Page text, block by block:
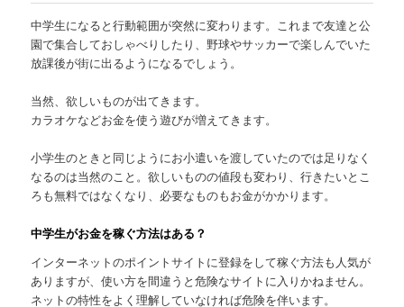
中学生になると行動範囲が突然に変わります。これまで友達と公
園で集合しておしゃべりしたり、野球やサッカーで楽しんでいた
放課後が街に出るようになるでしょう。
当然、欲しいものが出てきます。
カラオケなどお金を使う遊びが増えてきます。
小学生のときと同じようにお小遣いを渡していたのでは足りなく
なるのは当然のこと。欲しいものの値段も変わり、行きたいとこ
ろも無料ではなくなり、必要なものもお金がかかります。
中学生がお金を稼ぐ方法はある？
インターネットのポイントサイトに登録をして稼ぐ方法も人気が
ありますが、使い方を間違うと危険なサイトに入りかねません。
ネットの特性をよく理解していなければ危険を伴います。